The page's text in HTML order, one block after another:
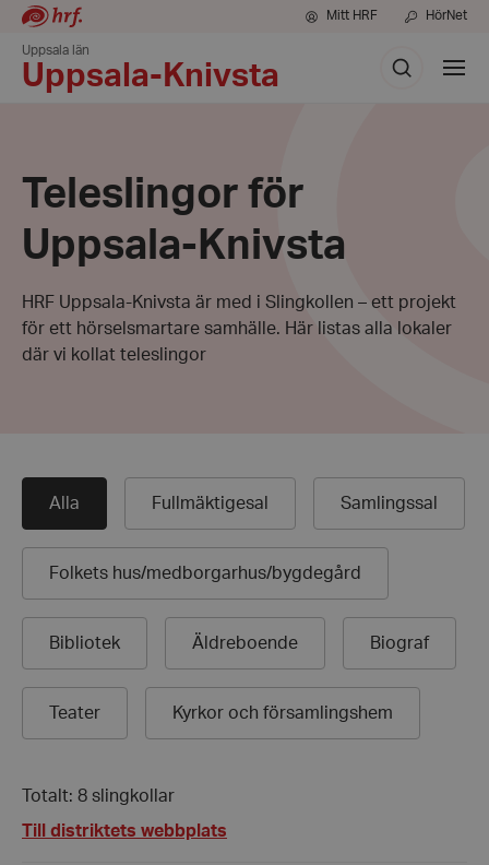
Mitt HRF HörNet
Uppsala län
Uppsala-Knivsta
Sök
Visa
meny
Teleslingor för
Uppsala-Knivsta
HRF Uppsala-Knivsta är med i Slingkollen – ett projekt
för ett hörselsmartare samhälle. Här listas alla lokaler
där vi kollat teleslingor
Alla Fullmäktigesal Samlingssal
Folkets hus/medborgarhus/bygdegård
Bibliotek Äldreboende Biograf
Teater Kyrkor och församlingshem
Totalt: 8 slingkollar
Till distriktets webbplats